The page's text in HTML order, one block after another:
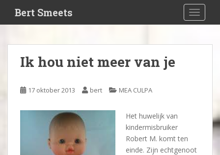
i
Bert Smeets
Ik hou niet meer van je
17 oktober 2013 bert MEA CULPA
Het huwelijk van
kindermisbruiker
Robert M. komt ten
einde. Zijn echtgenoot